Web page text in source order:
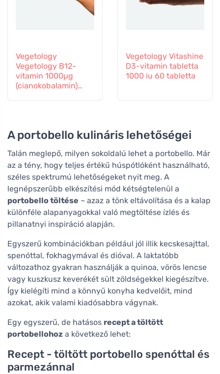
Vegetology
Vegetology B12-
vitamin 1000µg
(cianokobalamin)
Vegetology Vitashine
D3-vitamin tabletta
1000 iu 60 tabletta
A portobello kulináris lehetőségei
Talán meglepő, milyen sokoldalú lehet a portobello. Már
az a tény, hogy teljes értékű húspótlóként használható,
széles spektrumú lehetőségeket nyit meg. A
legnépszerűbb elkészítési mód kétségtelenül a
portobello töltése – azaz a tönk eltávolítása és a kalap
különféle alapanyagokkal való megtöltése ízlés és
pillanatnyi inspiráció alapján.
Egyszerű kombinációkban például jól illik kecskesajttal,
spenóttal, fokhagymával és dióval. A laktatóbb
változathoz gyakran használják a quinoa, vörös lencse
vagy kuszkusz keverékét sült zöldségekkel kiegészítve.
Így kielégíti mind a könnyű konyha kedvelőit, mind
azokat, akik valami kiadósabbra vágynak.
Egy egyszerű, de hatásos recept a töltött
portobellohoz a következő lehet:
Recept - töltött portobello spenóttal és
parmezánnal